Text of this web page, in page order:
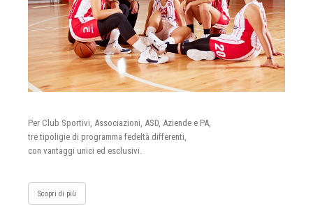
Per Club Sportivi, Associazioni, ASD, Aziende e PA,
tre tipoligie di programma fedeltà differenti,
con vantaggi unici ed esclusivi.
Scopri di più